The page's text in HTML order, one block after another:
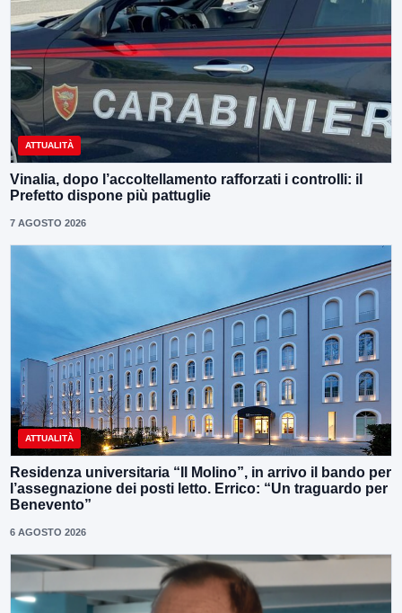
ATTUALITÀ
Vinalia, dopo l’accoltellamento rafforzati i controlli: il
Prefetto dispone più pattuglie
7 AGOSTO 2026
ATTUALITÀ
Residenza universitaria “Il Molino”, in arrivo il bando per
l’assegnazione dei posti letto. Errico: “Un traguardo per
Benevento”
6 AGOSTO 2026